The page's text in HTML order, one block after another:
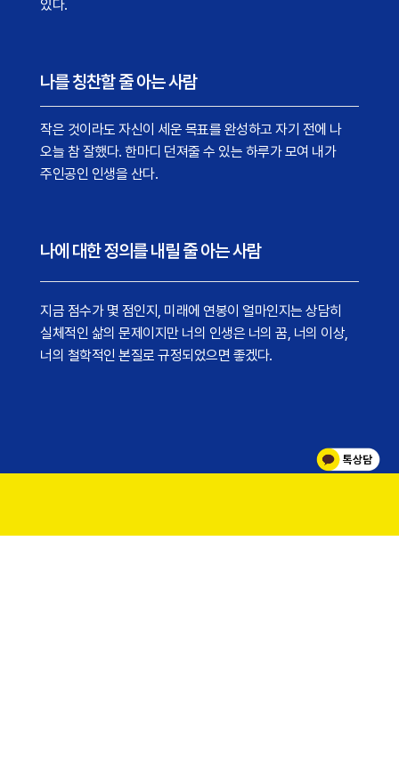
있다.
나를 칭찬할 줄 아는 사람
작은 것이라도 자신이 세운 목표를 완성하고 자기 전에 나
오늘 참 잘했다. 한마디 던져줄 수 있는 하루가 모여 내가
주인공인 인생을 산다.
나에 대한 정의를 내릴 줄 아는 사람
지금 점수가 몇 점인지, 미래에 연봉이 얼마인지는 상담히
실체적인 삶의 문제이지만 너의 인생은 너의 꿈, 너의 이상,
너의 철학적인 본질로 규정되었으면 좋겠다.